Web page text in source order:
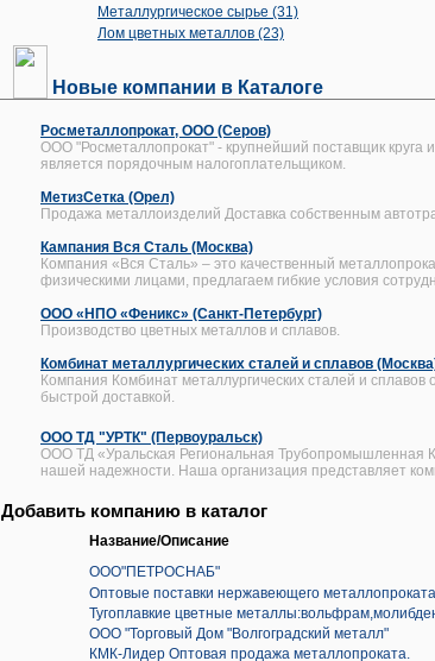
Металлургическое сырье (31)
Лом цветных металлов (23)
Новые компании в Каталоге
Росметаллопрокат, ООО (Серов)
ООО "Росметаллопрокат" - крупнейший поставщик круга
является порядочным налогоплательщиком.
МетизСетка (Орел)
Продажа металлоизделий Доставка собственным
Кампания Вся Сталь (Москва)
Компания «Вся Сталь» – это качественный
физическими лицами, предлагаем гибкие условия
ООО «НПО «Феникс» (Санкт-Петербург)
Производство цветных металлов и сплавов.
Комбинат металлургических сталей и сплавов
Компания Комбинат металлургических сталей и
быстрой доставкой.
ООО ТД "УРТК" (Первоуральск)
ООО ТД «Уральская Региональная Трубопромышленная
нашей надежности. Наша организация представляет
Дoбaвить кoмпанию в кaтaлoг
Название/Описание
ООО"ПЕТРОСНАБ"
Оптовые поставки нержавеющего металлопроката
Тугоплавкие цветные
ООО "Торговый Дом "Волгоградский металл"
КМК-Лидер Оптовая продажа металлопроката.